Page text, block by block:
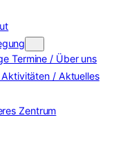
Termine / Über uns
/ Aktuelles
Zentrum